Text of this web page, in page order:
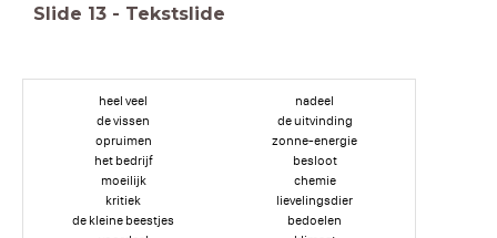
Slide 13 - Tekstslide
heel veel
de vissen
opruimen
het bedrijf
moeilijk
kritiek
de kleine beestjes
nadeel
de uitvinding
zonne-energie
besloot
chemie
lievelingsdier
bedoelen